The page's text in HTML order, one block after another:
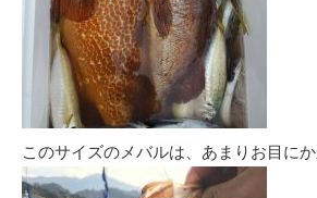
このサイズのメバルは、あまりお目にか